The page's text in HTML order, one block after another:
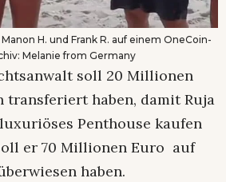
H. und Frank R. auf einem OneCoin-
Melanie from Germany
soll 20 Millionen
transferiert haben, damit Ruja
Penthouse kaufen
er 70 Millionen Euro auf
haben.